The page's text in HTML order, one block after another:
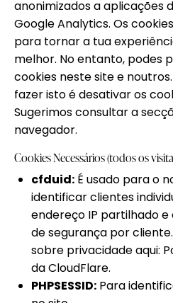
anonimizados a aplicações
Google Analytics. Os
para tornar a tua
melhor. No entanto, podes
cookies neste site e
fazer isto é desativar os
Sugerimos consultar a
navegador.
Cookies Necessários (todos os
cfduid: É usado para o
identificar clientes
endereço IP partilhado
de segurança por
sobre privacidade aqui:
da CloudFlare.
PHPSESSID: Para